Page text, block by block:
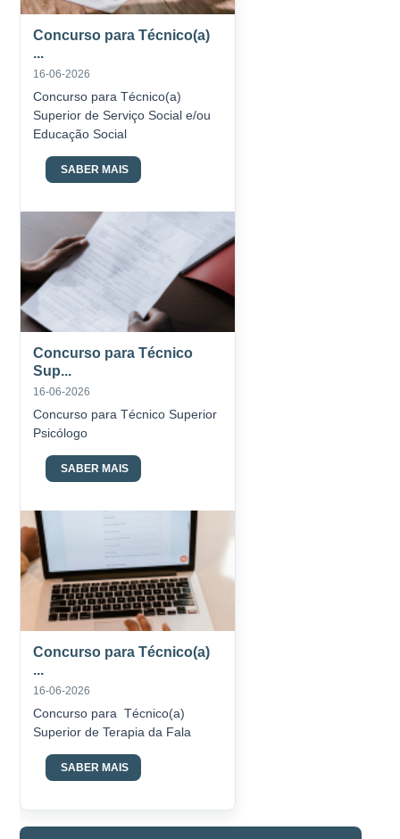
Concurso para Técnico(a)
...
16-06-2026
Concurso para Técnico(a)
Superior de Serviço Social e/ou
Educação Social
SABER MAIS
Concurso para Técnico
Sup...
16-06-2026
Concurso para Técnico Superior
Psicólogo
SABER MAIS
Concurso para Técnico(a)
...
16-06-2026
Concurso para Técnico(a)
Superior de Terapia da Fala
SABER MAIS